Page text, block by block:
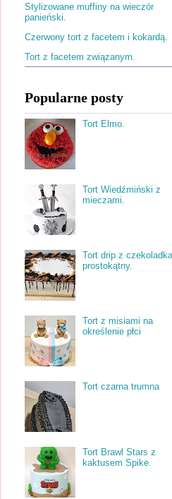
Stylizowane muffiny na wieczór
panieński.
Czerwony tort z facetem i kokardą.
Tort z facetem związanym.
Popularne posty
Tort Elmo.
Tort Wiedźmiński z
mieczami.
Tort drip z
prostokątny.
Tort z misiami na
określenie płci
Tort czarna trumna
Tort Brawl Stars z
kaktusem Spike.